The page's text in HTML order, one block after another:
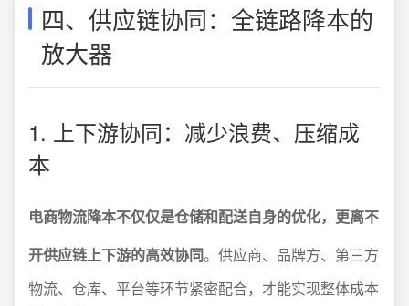
四、供应链协同：全链路降本的
放大器
1. 上下游协同：减少浪费、压缩成
本
电商物流降本不仅仅是仓储和配送自身的优化，更离不
开供应链上下游的高效协同。供应商、品牌方、第三方
物流、仓库、平台等环节紧密配合，才能实现整体成本